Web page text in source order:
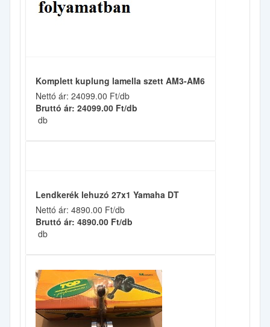
Komplett kuplung lamella szett AM3-AM6
Nettó ár: 24099.00 Ft/db
Bruttó ár: 24099.00 Ft/db
db
Lendkerék lehuzó 27x1 Yamaha DT
Nettó ár: 4890.00 Ft/db
Bruttó ár: 4890.00 Ft/db
db